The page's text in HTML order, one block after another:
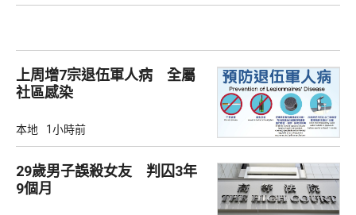
上周增7宗退伍軍人病 全屬
社區感染
本地 1小時前
29歲男子誤殺女友 判囚3年
9個月